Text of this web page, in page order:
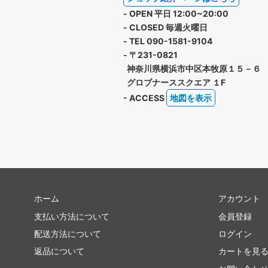
- OPEN 平日 12:00~20:00
- CLOSED 毎週火曜日
- TEL 090-1581-9104
- 〒231-0821
神奈川県横浜市中区本牧原１５－６
グロブナーススクエア １F
- ACCESS 地図を表示
ホーム
支払い方法について
配送方法について
返品について
アカウント
会員登録
ログイン
カートを見る